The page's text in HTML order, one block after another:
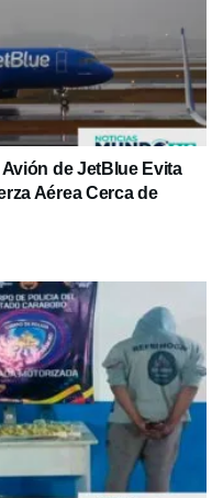
de JetBlue Evita
Aérea Cerca de